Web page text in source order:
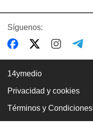
Síguenos:
14ymedio
Privacidad y cookies
Términos y Condiciones